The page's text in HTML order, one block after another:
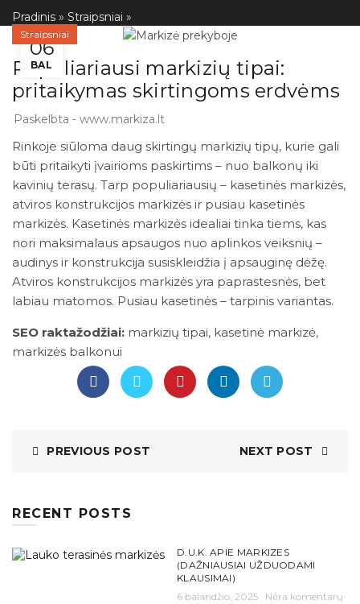
Pradinis » Straipsniai »
06
BAL
Straipsniai
Populiariausi markizių tipai:
pritaikymas skirtingoms erdvėms
Paskelbta - www.markiza.lt
Rinkoje siūloma daug skirtingų markizių tipų, kurie gali
būti pritaikyti įvairioms paskirtims – nuo balkonų iki
kavinių terasų. Tarp populiariausių – kasetinės markizės,
atviros konstrukcijos markizės ir pusiau kasetinės
markizės. Kasetinės markizės idealiai tinka tiems, kas
nori maksimalaus apsaugos nuo aplinkos veiksnių –
audinys ir konstrukcija susiskleidžia į apsauginę dėžę.
Atviros konstrukcijos markizės yra paprastesnės, bet
labiau matomos. Pusiau kasetinės – tarpinis variantas.
SEO raktažodžiai: markizių tipai, kasetinė markizė,
markizės balkonui
PREVIOUS POST NEXT POST
RECENT POSTS
D.U.K. APIE MARKIZES
(DAŽNIAUSIAI UŽDUODAMI
KLAUSIMAI)
6 balandžio, 2025
Nėra komentarų